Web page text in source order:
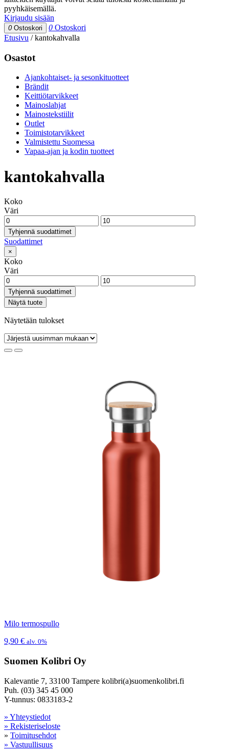
pyyhkäisemällä.
Kirjaudu sisään
0 Ostoskori 0 Ostoskori
Etusivu /kantokahvalla
Osastot
Ajankohtaiset- ja sesonkituotteet
Brändit
Keittiötarvikkeet
Mainoslahjat
Mainostekstiilit
Outlet
Toimistotarvikkeet
Valmistettu Suomessa
Vapaa-ajan ja kodin tuotteet
kantokahvalla
Koko
Väri
Tyhjennä suodattimet
Suodattimet
×
Koko
Väri
Tyhjennä suodattimet
Näytä tuote
Näytetään tulokset
Milo termospullo
9,90 € alv. 0%
Suomen Kolibri Oy
Kalevantie 7, 33100 Tampere kolibri(a)suomenkolibri.fi
Puh. (03) 345 45 000
Y-tunnus: 0833183-2
» Yhteystiedot
» Rekisteriseloste
» Toimitusehdot
» Vastuullisuus